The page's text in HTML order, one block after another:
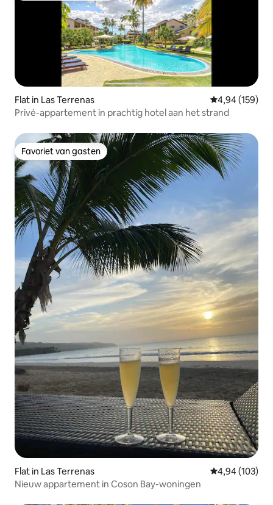
Flat in Las Terrenas Gemiddelde
4,94 (159)
Privé-appartement in prachtig hotel aan het strand
Favoriet van gasten
Favoriet van gasten
Flat in Las Terrenas Gemiddelde
4,94 (103)
Nieuw appartement in Coson Bay-woningen